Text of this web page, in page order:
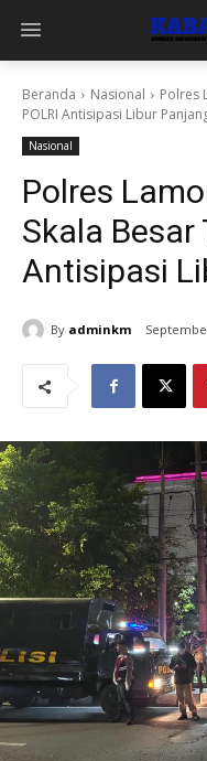
Beranda Nasional
Polres
POLRI Antisipasi Libur
Nasional
Polres
Skala Besar
Antisipasi
By adminkm